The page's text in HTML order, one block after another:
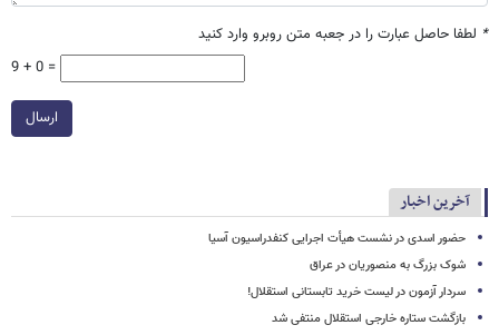
* لطفا حاصل عبارت را در جعبه متن روبرو وارد کنید
9 + 0 =
ارسال
آخرین اخبار
حضور اسدی در نشست هیأت اجرایی کنفدراسیون آسیا
شوک بزرگ به منصوریان در عراق
سردار آزمون در لیست خرید تابستانی استقلال!
بازگشت ستاره خارجی استقلال منتفی شد